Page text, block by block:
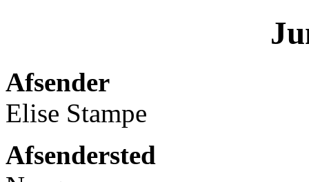
Afsender
Elise Stampe
Afsendersted